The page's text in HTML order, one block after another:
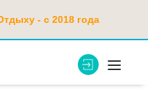
- с 2018 года